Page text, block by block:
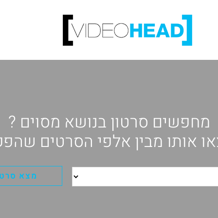
מחפשים סרטון בנושא מסוים ?
אותו מבין אלפי הסרטים